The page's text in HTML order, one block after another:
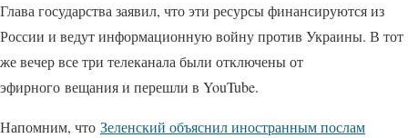
Глава государства заявил, что эти ресурсы финансируются из
России и ведут информационную войну против Украины. В тот
же вечер все три телеканала были отключены от
эфирного вещания и перешли в YouTube.
Напомним, что Зеленский объяснил иностранным послам